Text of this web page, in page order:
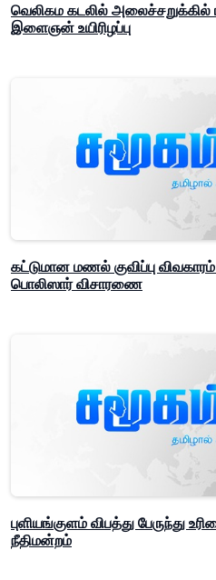
வெலிகம கடலில் அலைச்சறுக்கில்
இளைஞன் உயிரிழப்பு
கட்டுமான மணல் குவிப்பு விவகாரம்
பொலிஸார் விசாரணை
புளியங்குளம் விபத்து பேருந்து
நீதிமன்றம்